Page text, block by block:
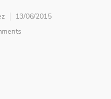
13/06/2015